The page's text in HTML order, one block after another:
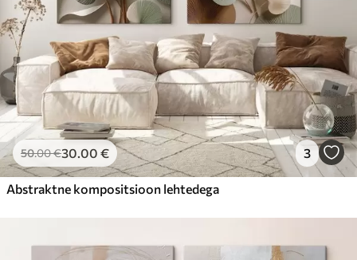
50.00€30.00 € 3
Abstraktne kompositsioon lehtedega